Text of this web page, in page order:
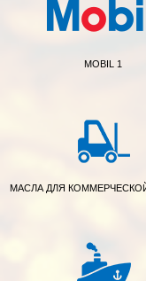
MOBIL 1
МАСЛА ДЛЯ